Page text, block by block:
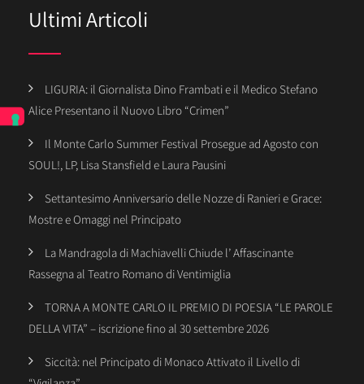
Ultimi Articoli
LIGURIA: il Giornalista Dino Frambati e il Medico Stefano
Alice Presentano il Nuovo Libro “Crimen”
Il Monte Carlo Summer Festival Prosegue ad Agosto con
SOUL!, LP, Lisa Stansfield e Laura Pausini
Settantesimo Anniversario delle Nozze di Ranieri e Grace:
Mostre e Omaggi nel Principato
La Mandragola di Machiavelli Chiude l’ Affascinante
Rassegna al Teatro Romano di Ventimiglia
TORNA A MONTE CARLO IL PREMIO DI POESIA “LE PAROLE
DELLA VITA” – iscrizione fino al 30 settembre 2026
Siccità: nel Principato di Monaco Attivato il Livello di